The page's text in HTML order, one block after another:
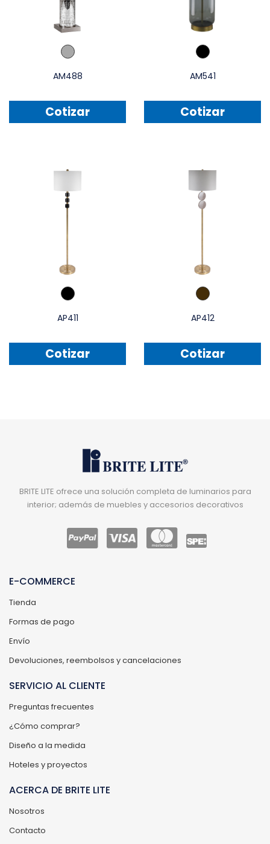
AM488
Cotizar
AM541
Cotizar
AP411
Cotizar
AP412
Cotizar
BRITE LITE ofrece una solución completa de luminarios para
interior; además de muebles y accesorios decorativos
E-COMMERCE
Tienda
Formas de pago
Envío
Devoluciones, reembolsos y cancelaciones
SERVICIO AL CLIENTE
Preguntas frecuentes
¿Cómo comprar?
Diseño a la medida
Hoteles y proyectos
ACERCA DE BRITE LITE
Nosotros
Contacto